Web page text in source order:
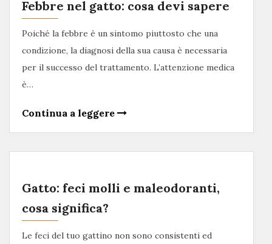
Febbre nel gatto: cosa devi sapere
Poiché la febbre è un sintomo piuttosto che una
condizione, la diagnosi della sua causa è necessaria
per il successo del trattamento. L’attenzione medica
è…
Continua a leggere
Gatto: feci molli e maleodoranti,
cosa significa?
Le feci del tuo gattino non sono consistenti ed